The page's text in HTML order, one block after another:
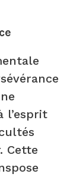
l’esprit
Cette